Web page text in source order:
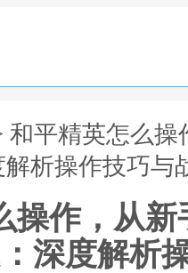
和平精英怎么
析操作技巧与
操作，从
深度解析